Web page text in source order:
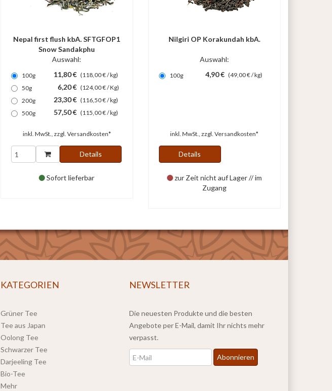
Nepal first flush kbA. SFTGFOP1
Snow Sandakphu
Auswahl:
100g 11,80 € (118,00 € / kg)
50g
6,20 € (124,00 € / Kg)
200g
23,30 € (116,50 € / kg)
500g
57,50 € (115,00 € / kg)
inkl. MwSt., zzgl. Versandkosten*
Details
Sofort lieferbar
Nilgiri OP Korakundah kbA.
Auswahl:
100g 4,90 € (49,00 € / kg)
inkl. MwSt., zzgl.Versandkosten*
Details
zur Zeit nicht auf Lager // im
Zugang
KATEGORIEN
Grüner Tee
Tee aus Japan
Oolong Tee
Schwarzer Tee
Darjeeling Tee
Bio-Tee
Mehr
NEWSLETTER
Die neuesten Produkte und die besten
Angebote per E-Mail, damit Ihr nichts mehr
verpasst.
Newsletter
Abonnieren